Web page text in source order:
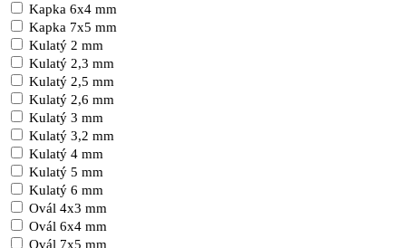
Kapka 6x4 mm
Kapka 7x5 mm
Kulatý 2 mm
Kulatý 2,3 mm
Kulatý 2,5 mm
Kulatý 2,6 mm
Kulatý 3 mm
Kulatý 3,2 mm
Kulatý 4 mm
Kulatý 5 mm
Kulatý 6 mm
Ovál 4x3 mm
Ovál 6x4 mm
Ovál 7x5 mm